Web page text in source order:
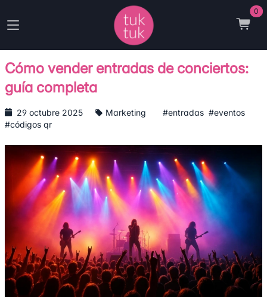
0
Cómo vender entradas de conciertos:
guía completa
29 octubre 2025 Marketing #entradas #eventos
#códigos qr